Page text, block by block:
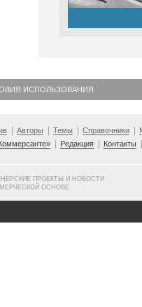
ИСПОЛЬЗОВАНИЯ
Авторы Темы Справочники
Редакция Контакты
ПРОЕКТЫ И НОВОСТИ
ОСНОВЕ